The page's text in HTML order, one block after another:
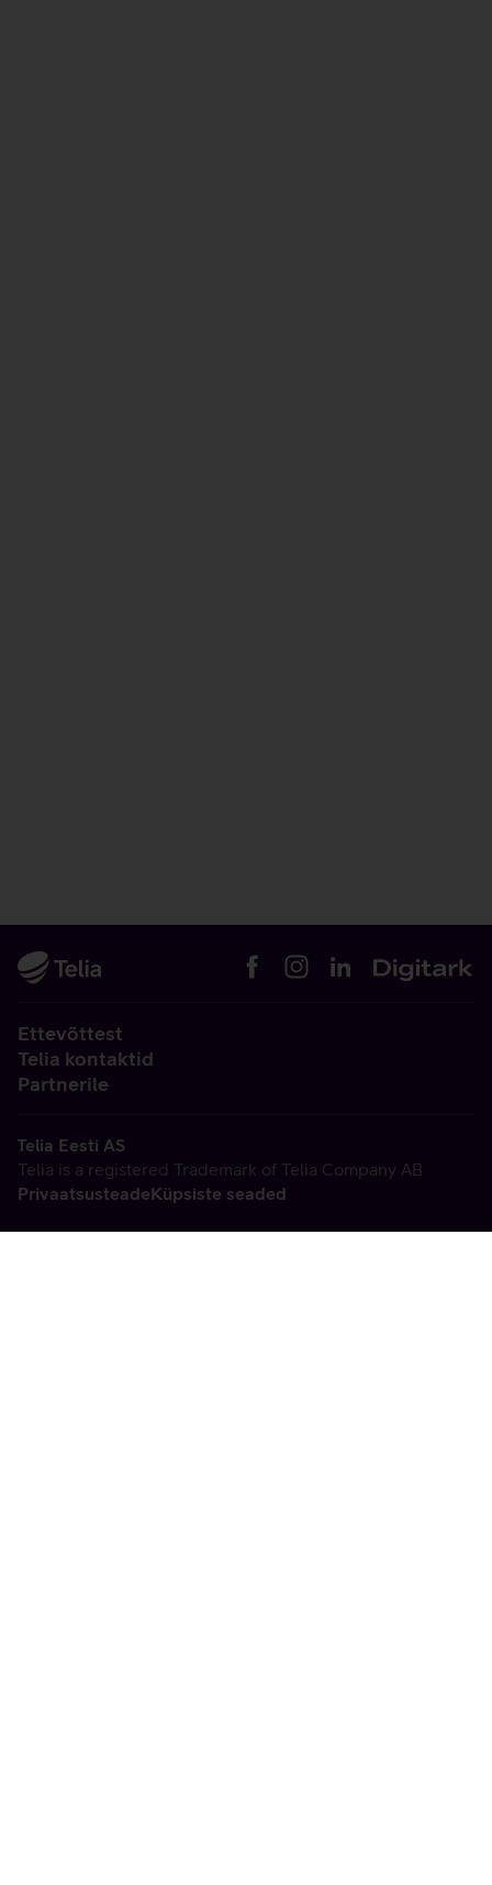
Ettevõttest
Telia kontaktid
Partnerile
Telia Eesti AS
Telia is a registered Trademark of Telia Company AB
PrivaatsusteadeKüpsiste seaded